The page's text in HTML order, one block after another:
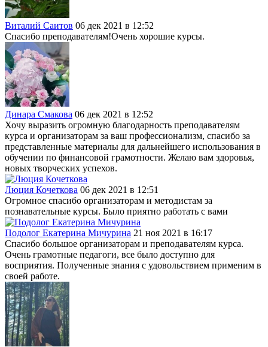
Виталий Саитов 06 дек 2021 в 12:52
Спасибо преподавателям!Очень хорошие курсы.
Динара Смакова 06 дек 2021 в 12:52
Хочу выразить огромную благодарность преподавателям
курса и организаторам за ваш профессионализм, спасибо за
представленные материалы для дальнейшего использования в
обучении по финансовой грамотности. Желаю вам здоровья,
новых творческих успехов.
Люция Кочеткова 06 дек 2021 в 12:51
Огромное спасибо организаторам и методистам за
познавательные курсы. Было приятно работать с вами
Подолог Екатерина Мичурина 21 ноя 2021 в 16:17
Спасибо большое организаторам и преподавателям курса.
Очень грамотные педагоги, все было доступно для
восприятия. Полученные знания с удовольствием применим в
своей работе.